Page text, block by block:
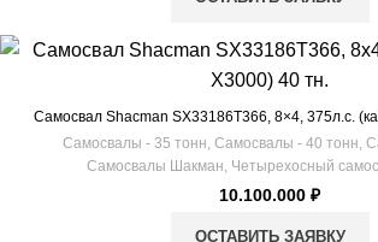
Самосвал Shacman SX33186T366, 8×4, 375л.с.
Самосвалы - 35 тонн Самосвалы - 40 тонн
Самосвалы Шакман Четырехосный
10.100.000 ₽
ОСТАВИТЬ ЗАЯВКУ